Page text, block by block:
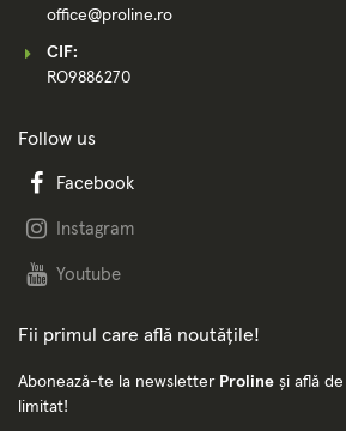
office@proline.ro
CIF:
RO9886270
Follow us
Facebook
Instagram
Youtube
Fii primul care află noutățile!
Abonează-te la newsletter Proline și află
limitat!